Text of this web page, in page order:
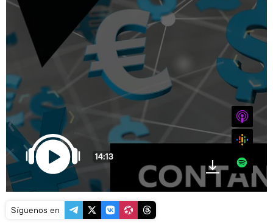
14:13
Google
Spotify
Síguenos en